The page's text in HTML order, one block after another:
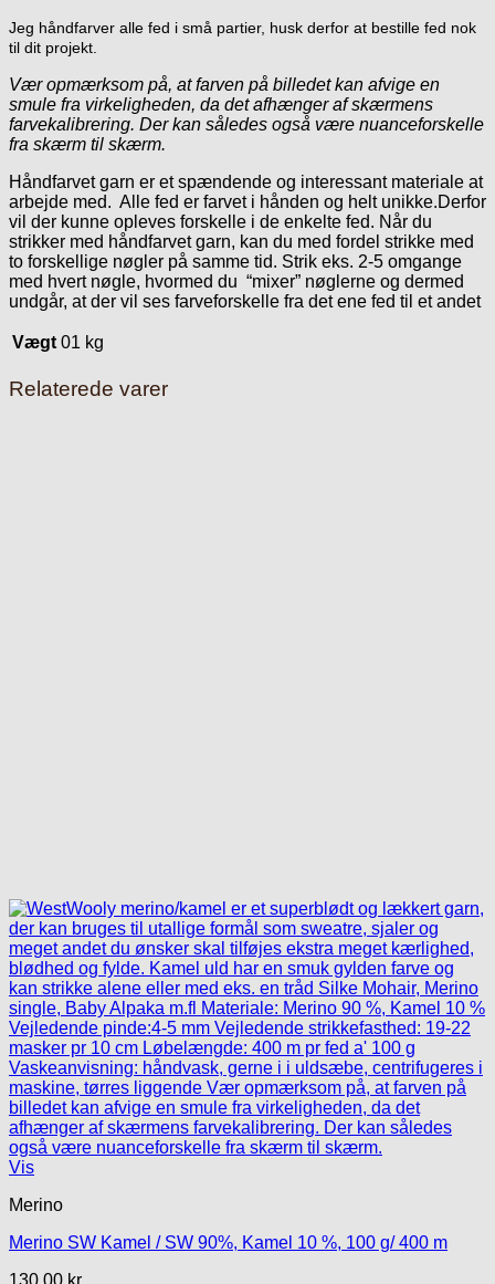
Jeg håndfarver alle fed i små partier, husk derfor at bestille fed nok
til dit projekt.
Vær opmærksom på, at farven på billedet kan afvige en
smule fra virkeligheden, da det afhænger af skærmens
farvekalibrering. Der kan således også være nuanceforskelle
fra skærm til skærm.
Håndfarvet garn er et spændende og interessant materiale at
arbejde med. Alle fed er farvet i hånden og helt unikke.Derfor
vil der kunne opleves forskelle i de enkelte fed. Når du
strikker med håndfarvet garn, kan du med fordel strikke med
to forskellige nøgler på samme tid. Strik eks. 2-5 omgange
med hvert nøgle, hvormed du “mixer” nøglerne og dermed
undgår, at der vil ses farveforskelle fra det ene fed til et andet
Vægt 01 kg
Relaterede varer
Vis
Merino
Merino SW Kamel / SW 90%, Kamel 10 %, 100 g/ 400 m